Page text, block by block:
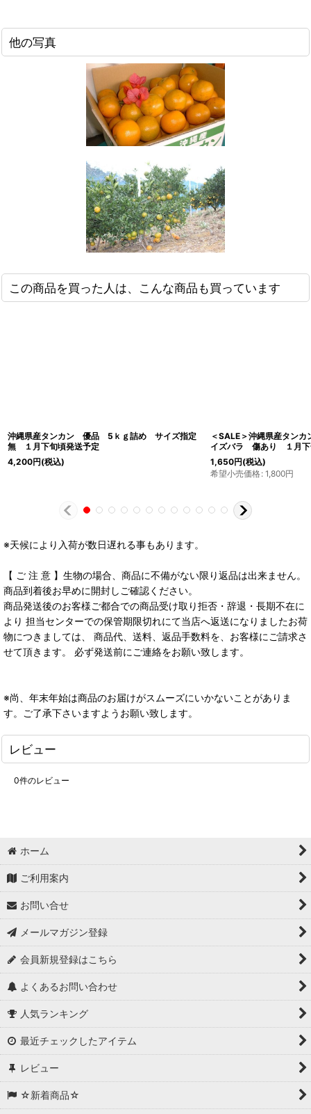
他の写真
この商品を買った人は、こんな商品も買っています
沖縄県産タンカン 優品 5ｋｇ詰め サイズ指定
無 １月下旬頃発送予定
4,200円(税込)
＜SALE＞沖縄県産タン
イズバラ 傷あり １月下
1,650円(税込)
希望小売価格: 1,800円
※天候により入荷が数日遅れる事もあります。
【 ご 注 意 】生物の場合、商品に不備がない限り返品は出来ません。
商品到着後お早めに開封しご確認ください。
商品発送後のお客様ご都合での商品受け取り拒否・辞退・長期不在に
より 担当センターでの保管期限切れにて当店へ返送になりましたお荷
物につきましては、 商品代、送料、返品手数料を、お客様にご請求さ
せて頂きます。 必ず発送前にご連絡をお願い致します。
※尚、年末年始は商品のお届けがスムーズにいかないことがありま
す。ご了承下さいますようお願い致します。
レビュー
0件のレビュー
ホーム
ご利用案内
お問い合せ
メールマガジン登録
会員新規登録はこちら
よくあるお問い合わせ
人気ランキング
最近チェックしたアイテム
レビュー
☆新着商品☆